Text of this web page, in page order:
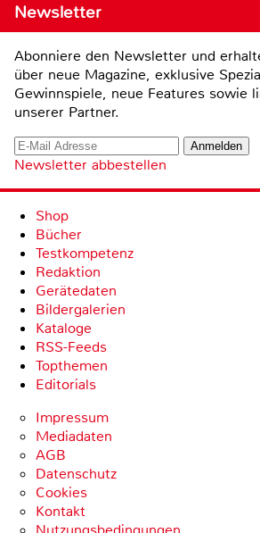
Newsletter
Abonniere den Newsletter und
über neue Magazine, exklusive
Gewinnspiele, neue Features sowie
unserer Partner.
Newsletter abbestellen
Shop
Bücher
Testkompetenz
Redaktion
Gerätedaten
Bildergalerien
Kataloge
RSS-Feeds
Topthemen
Editorials
Impressum
Mediadaten
AGB
Datenschutz
Cookies
Kontakt